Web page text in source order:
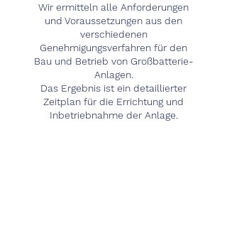
Wir ermitteln alle Anforderungen
und Voraussetzungen aus den
verschiedenen
Genehmigungsverfahren für den
Bau und Betrieb von Großbatterie-
Anlagen.
Das Ergebnis ist ein detaillierter
Zeitplan für die Errichtung und
Inbetriebnahme der Anlage.